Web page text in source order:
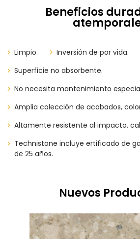
Beneficios
Limpio.
Inversión de por vida.
Superficie no absorbente.
No necesita mantenimiento
Amplia colección de acabados,
Altamente resistente al impacto,
Technistone incluye ertificado de
de 25 años.
Nuevos